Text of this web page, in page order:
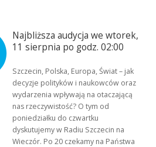
Najbliższa audycja we wtorek,
11 sierpnia po godz. 02:00
Szczecin, Polska, Europa, Świat – jak
decyzje polityków i naukowców oraz
wydarzenia wpływają na otaczającą
nas rzeczywistość? O tym od
poniedziałku do czwartku
dyskutujemy w Radiu Szczecin na
Wieczór. Po 20 czekamy na Państwa